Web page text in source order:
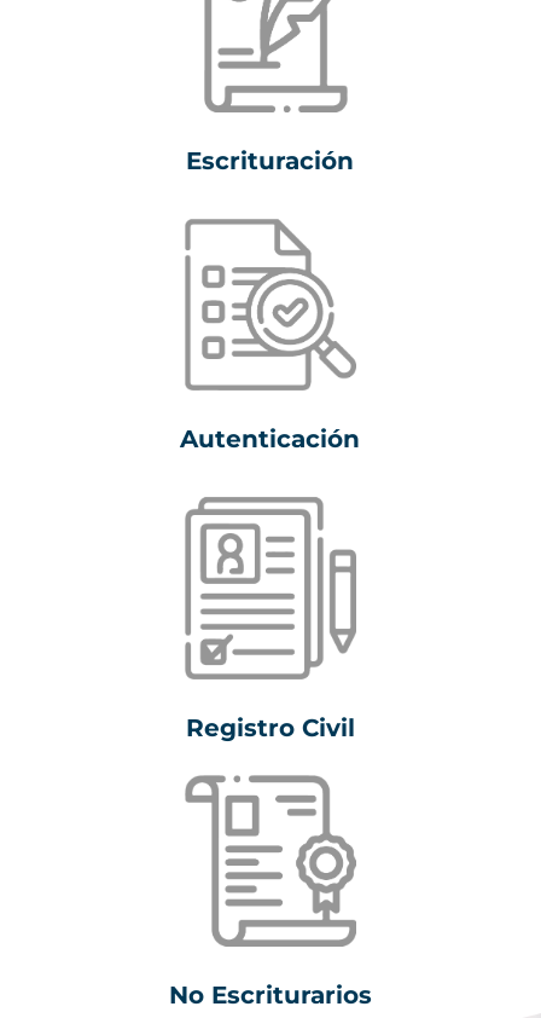
Escrituración
Autenticación
Registro Civil
No Escriturarios